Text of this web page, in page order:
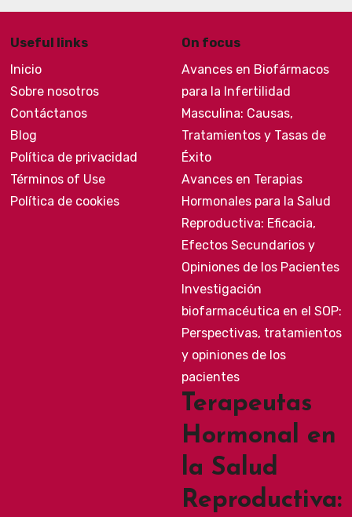
Useful links
Inicio
Sobre nosotros
Contáctanos
Blog
Política de privacidad
Términos of Use
Política de cookies
On focus
Avances en Biofármacos
para la Infertilidad
Masculina: Causas,
Tratamientos y Tasas de
Éxito
Avances en Terapias
Hormonales para la Salud
Reproductiva: Eficacia,
Efectos Secundarios y
Opiniones de los Pacientes
Investigación
biofarmacéutica en el SOP:
Perspectivas, tratamientos
y opiniones de los
pacientes
Terapeutas
Hormonal en
la Salud
Reproductiva: